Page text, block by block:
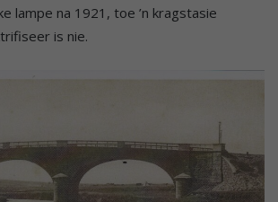
lampe na 1921, toe ’n kragstasie
is nie.